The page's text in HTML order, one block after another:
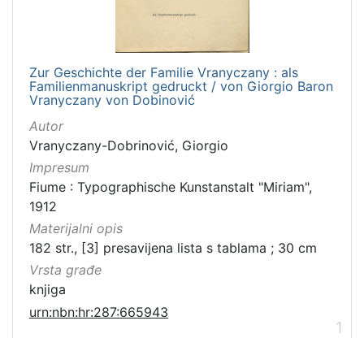
Zur Geschichte der Familie Vranyczany : als
Familienmanuskript gedruckt / von Giorgio Baron
Vranyczany von Dobinović
Autor
Vranyczany-Dobrinović, Giorgio
Impresum
Fiume : Typographische Kunstanstalt "Miriam",
1912
Materijalni opis
182 str., [3] presavijena lista s tablama ; 30 cm
Vrsta građe
knjiga
urn:nbn:hr:287:665943
1